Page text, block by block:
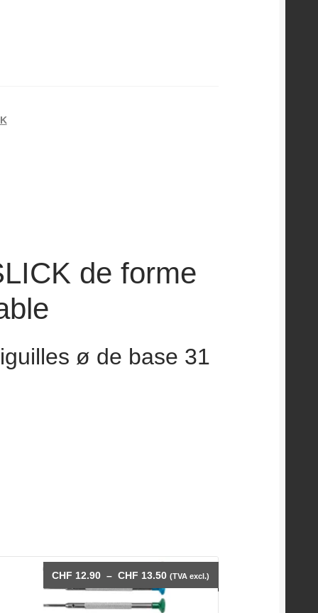
de forme
ø de base 31
CHF 12.90 – CHF 13.50Plage
de
(TVA excl.)